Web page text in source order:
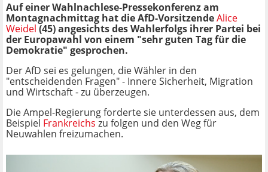
Auf einer Wahlnachlese-Pressekonferenz am
Montagnachmittag hat die AfD-VorsitzendeAlice
Weidel (45) angesichts des Wahlerfolgs ihrer Partei bei
der Europawahl von einem "sehr guten Tag für die
Demokratie" gesprochen.
Der AfD sei es gelungen, die Wähler in den
"entscheidenden Fragen" - Innere Sicherheit, Migration
und Wirtschaft - zu überzeugen.
Die Ampel-Regierung forderte sie unterdessen aus, dem
Beispiel Frankreichs zu folgen und den Weg für
Neuwahlen freizumachen.